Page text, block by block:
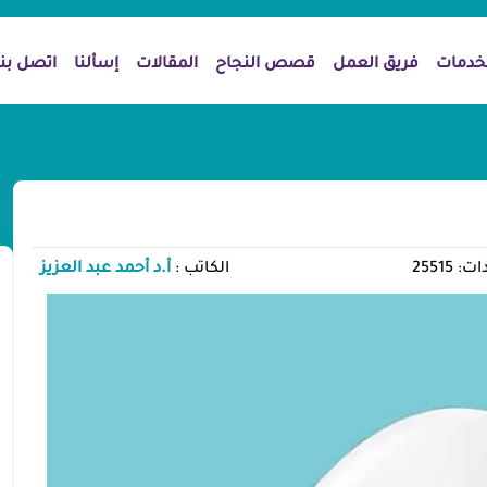
الكاتب : أ.د أحمد عبد العزيز
فريق العمل قصص النجاح المقالات إسألنا اتصل